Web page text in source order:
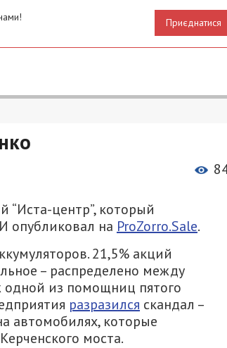
Приєднатися
“Иста-центр”, который
опубликовал на ProZorro.Sale.
21,5% акций
– распределено между
из помощниц пятого
разразился скандал –
автомобилях, которые
моста.